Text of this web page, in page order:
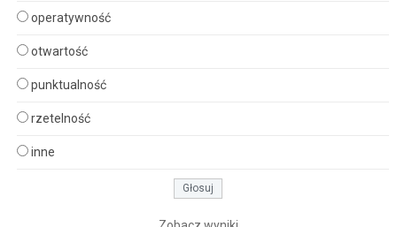
operatywność
otwartość
punktualność
rzetelność
inne